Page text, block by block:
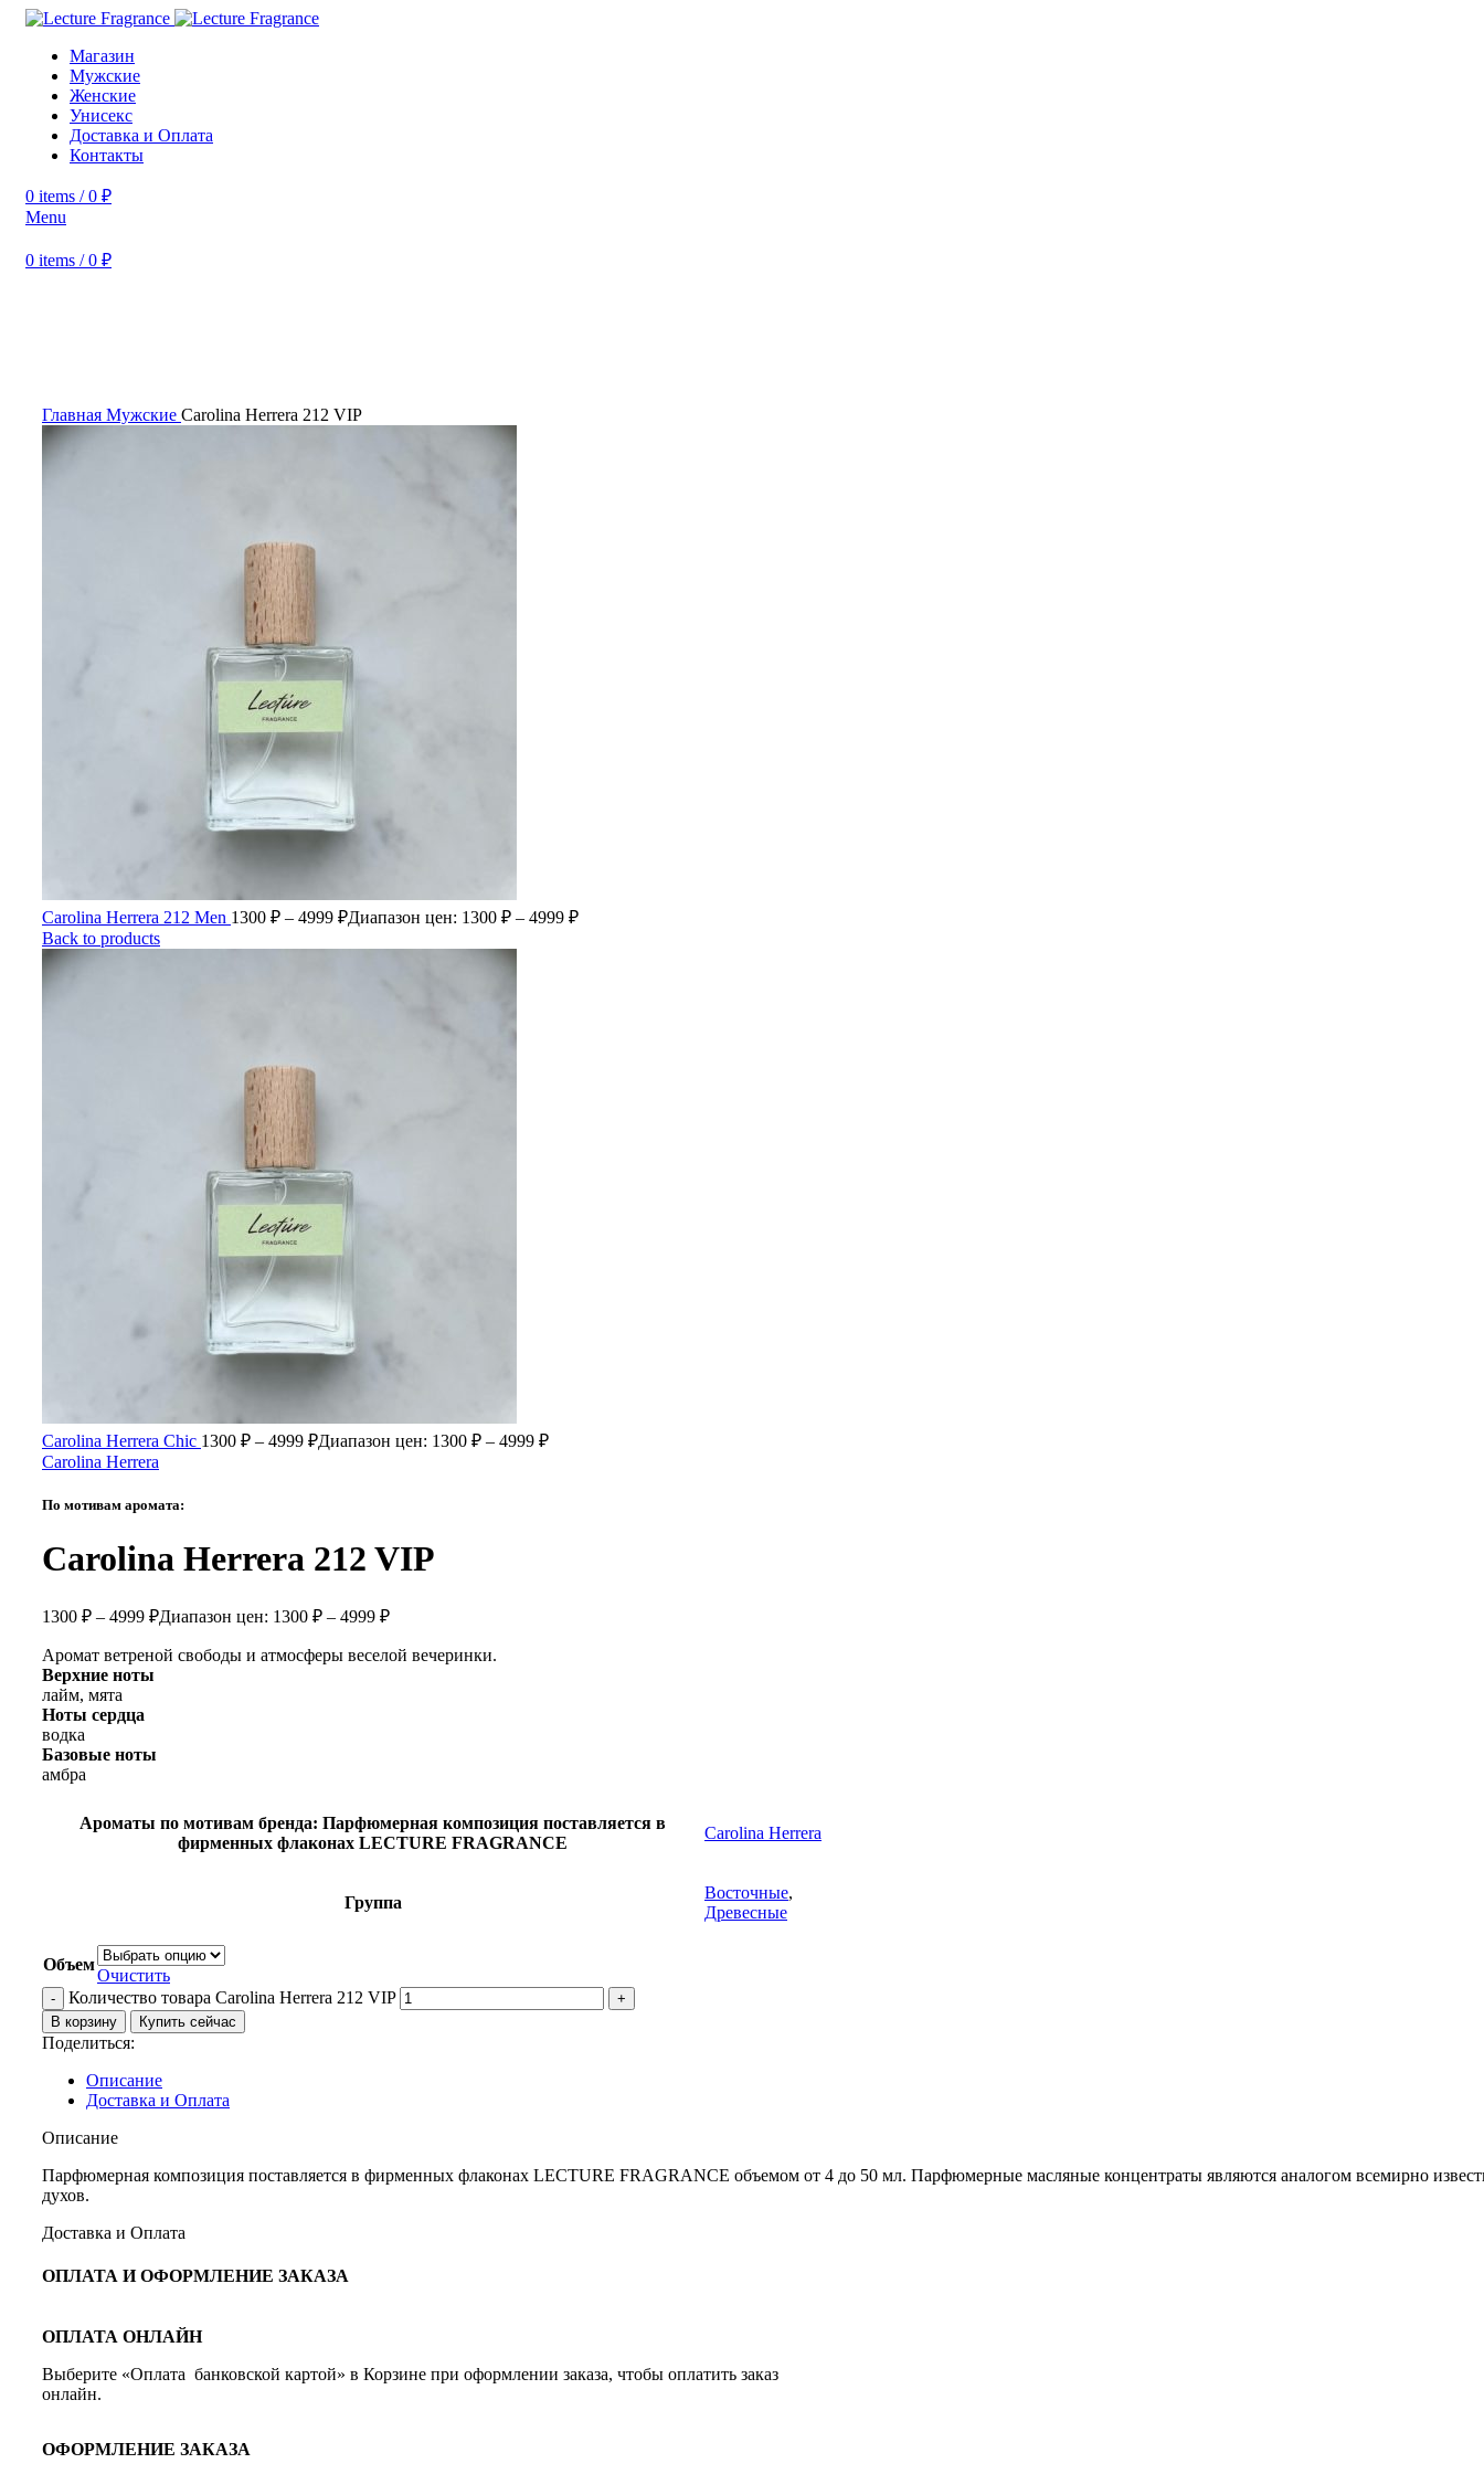
Магазин
Мужские
Женские
Унисекс
Доставка и Оплата
Контакты
0 items / 0 ₽
Menu
0 items / 0 ₽
Главная Мужские Carolina Herrera 212 VIP
Carolina Herrera 212 Men 1300 ₽ – 4999 ₽Диапазон цен: 1300 ₽ – 4999 ₽
Back to products
Carolina Herrera Chic 1300 ₽ – 4999 ₽Диапазон цен: 1300 ₽ – 4999 ₽
Carolina Herrera
По мотивам аромата:
Carolina Herrera 212 VIP
1300 ₽ – 4999 ₽Диапазон цен: 1300 ₽ – 4999 ₽
Аромат ветреной свободы и атмосферы веселой вечеринки.
Верхние ноты
лайм, мята
Ноты сердца
водка
Базовые ноты
амбра
Ароматы по мотивам бренда: Парфюмерная композиция поставляется в
фирменных флаконах LECTURE FRAGRANCE
Carolina Herrera
Группа
Восточные,
Древесные
Объем
Очистить
Количество товара Carolina Herrera 212 VIP
В корзину Купить сейчас
Поделиться:
Описание
Доставка и Оплата
Описание
Парфюмерная композиция поставляется в фирменных флаконах LECTURE FRAGRANCE объемом от 4 до 50 мл. Парфюмерные масляные концентраты являются аналогом всемирно
духов.
Доставка и Оплата
ОПЛАТА И ОФОРМЛЕНИЕ ЗАКАЗА
ОПЛАТА ОНЛАЙН
Выберите «Оплата банковской картой» в Корзине при оформлении заказа, чтобы оплатить заказ
онлайн.
ОФОРМЛЕНИЕ ЗАКАЗА